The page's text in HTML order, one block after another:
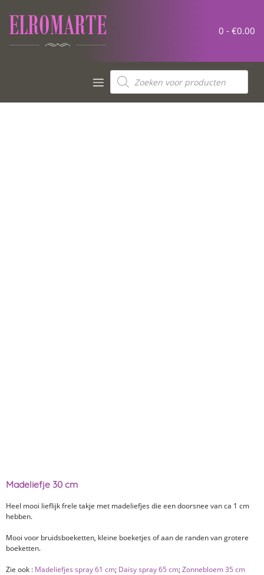
0 - €0.00
Madeliefje 30 cm
Heel mooi lieflijk frele takje met madeliefjes die een doorsnee van ca 1 cm
hebben.
Mooi voor bruidsboeketten, kleine boeketjes of aan de randen van grotere
boeketten.
Zie ook : Madeliefjes spray 61 cm; Daisy spray 65 cm;Zonnebloem 35 cm